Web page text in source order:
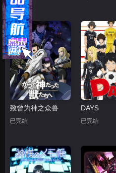
致曾为神之众兽
已完结
DAYS
已完结